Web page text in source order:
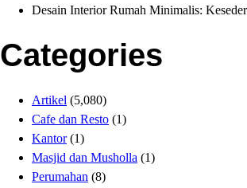
Desain Interior Rumah Minimalis:
Categories
Artikel (5,080)
Cafe dan Resto (1)
Kantor(1)
Masjid dan Musholla (1)
Perumahan (8)